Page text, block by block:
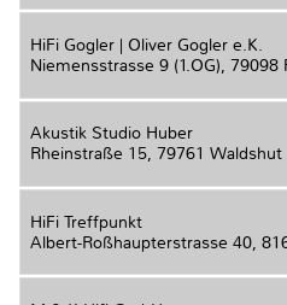
HiFi Gogler | Oliver Gogler e.K.
Niemensstrasse 9 (1.OG), 79098
Akustik Studio Huber
Rheinstraße 15, 79761 Waldshut
HiFi Treffpunkt
Albert-Roßhaupterstrasse 40,